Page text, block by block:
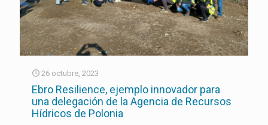
26 octubre, 2023
Ebro Resilience, ejemplo innovador para
una delegación de la Agencia de Recursos
Hídricos de Polonia